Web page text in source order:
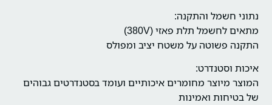
נתוני חשמל והתקנה:
מתאים לחשמל תלת פאזי (380V)
התקנה פשוטה על משטח יציב ומפולס
איכות וסטנדרט:
המוצר מיוצר מחומרים איכותיים ועומד בסטנדרטים גבוהים
של בטיחות ואמינות